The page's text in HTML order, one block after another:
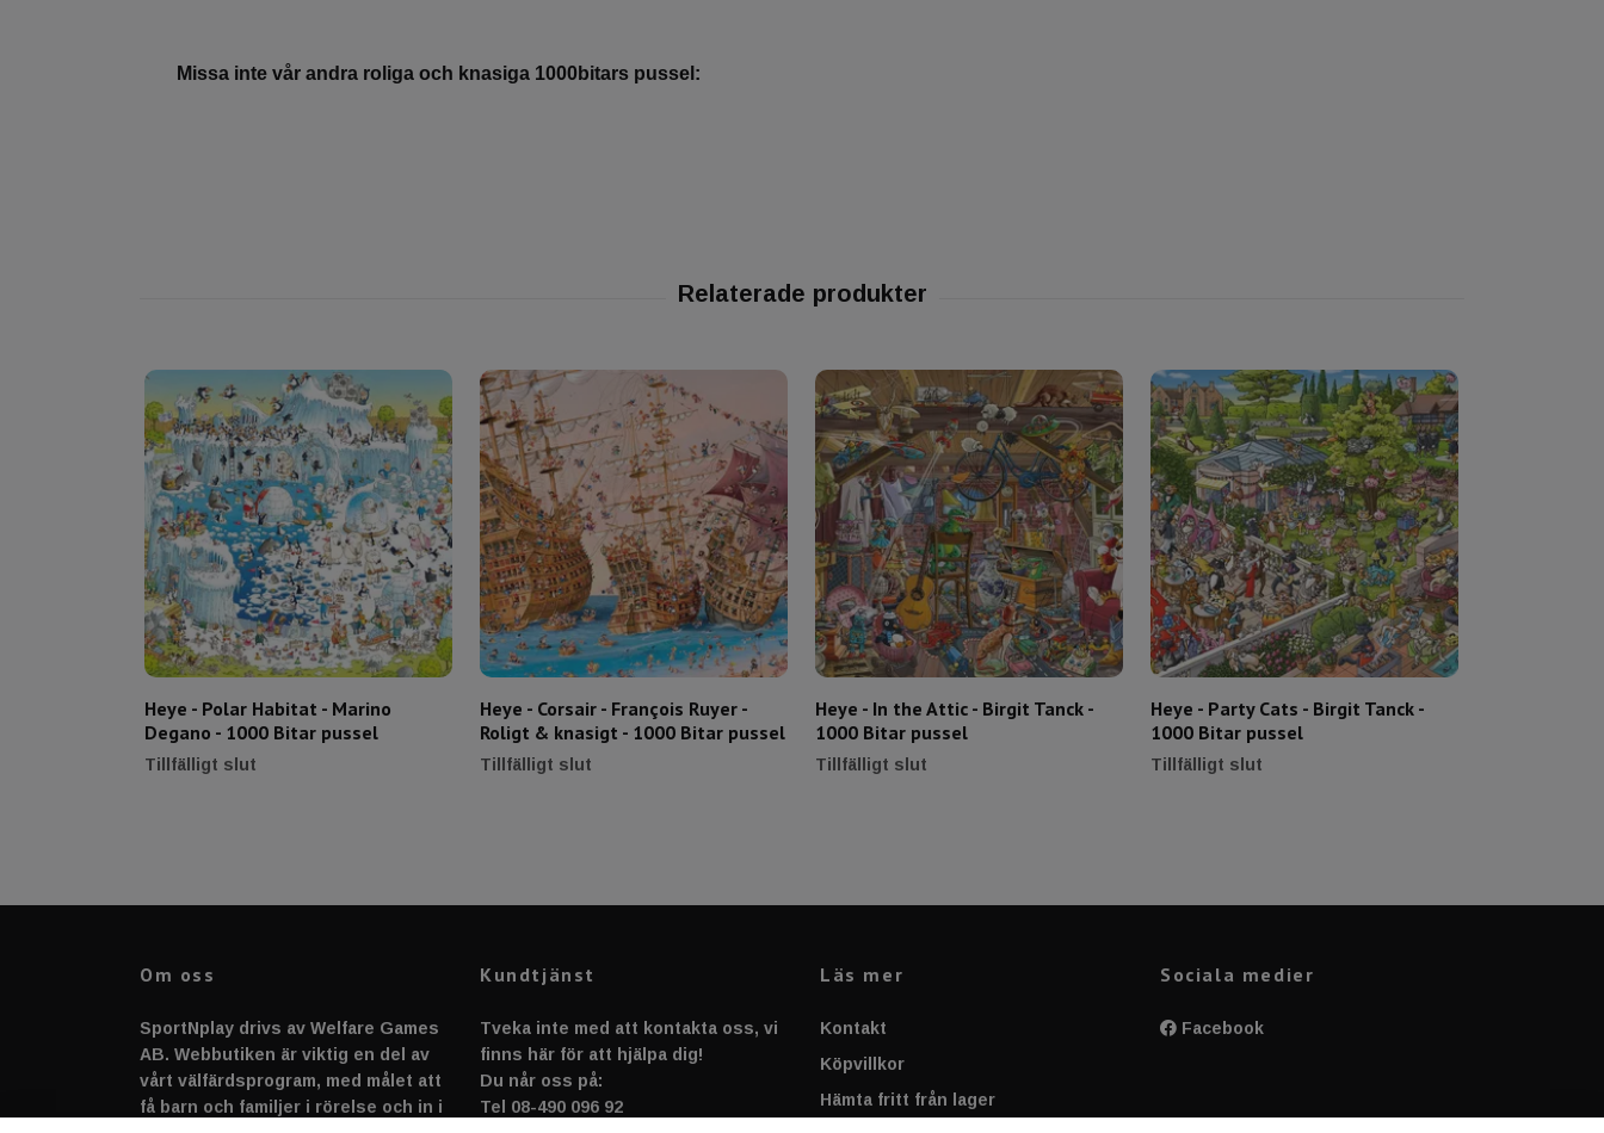
Missa inte vår andra roliga och knasiga 1000bitars pussel:
Heye - Polar Habitat - Marino
Degano - 1000 Bitar pussel
Tillfälligt slut
Heye - Corsair - François Ruyer -
Roligt & knasigt - 1000 Bitar pussel
Tillfälligt slut
Heye - In the Attic - Birgit Tanck -
1000 Bitar pussel
Tillfälligt slut
Heye - Party Cats - Birgit Tanck -
1000 Bitar pussel
Tillfälligt slut
Om oss
SportNplay drivs av Welfare Games
AB. Webbutiken är viktig en del av
vårt välfärdsprogram, med målet att
få barn och familjer i rörelse och in i
Kundtjänst
Tveka inte med att kontakta oss, vi
finns här för att hjälpa dig!
Du når oss på:
Tel 08-490 096 92
Läs mer
Kontakt
Köpvillkor
Hämta fritt från lager
Sociala medier
Facebook